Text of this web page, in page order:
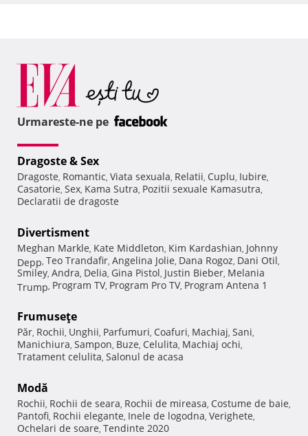
Urmareste-ne pe
Dragoste & Sex
Dragoste, Romantic, Viata sexuala, Relatii, Cuplu, Iubire,
Casatorie, Sex, Kama Sutra, Pozitii sexuale Kamasutra,
Declaratii de dragoste
Divertisment
Meghan Markle, Kate Middleton, Kim Kardashian, Johnny
Depp, Teo Trandafir, Angelina Jolie, Dana Rogoz, Dani Otil,
Smiley, Andra, Delia, Gina Pistol, Justin Bieber, Melania
Trump, Program TV, Program Pro TV, Program Antena 1
Frumuseţe
Păr, Rochii, Unghii, Parfumuri, Coafuri, Machiaj, Sani,
Manichiura, Sampon, Buze, Celulita, Machiaj ochi,
Tratament celulita, Salonul de acasa
Modă
Rochii, Rochii de seara, Rochii de mireasa, Costume de baie,
Pantofi, Rochii elegante, Inele de logodna, Verighete,
Ochelari de soare, Tendinte 2020